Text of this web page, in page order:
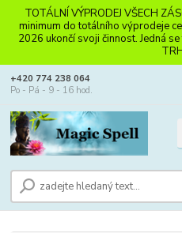
TOTÁLNÍ VÝPRODEJ VŠECH
minimum do totálního výprodeje
2026 ukončí svoji činnost. Jedná se
+420 774 238 064
Po - Pá - 9 - 16 hod.